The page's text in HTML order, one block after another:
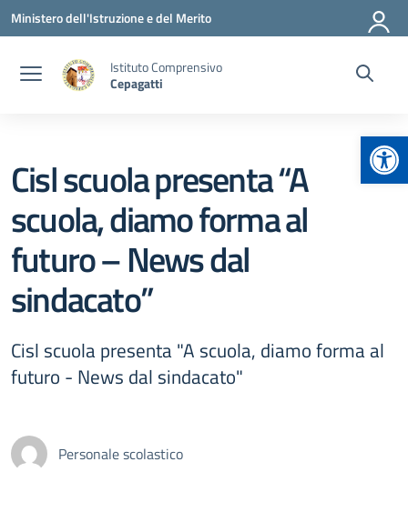
Vai ai contenuti
Vai al menu di navigazione
Vai al footer
Ministero dell'Istruzione e del Merito
Istituto Comprensivo
Cepagatti
Cisl scuola presenta “A
scuola, diamo forma al
futuro – News dal
sindacato”
Cisl scuola presenta "A scuola, diamo forma al
futuro - News dal sindacato"
Personale scolastico